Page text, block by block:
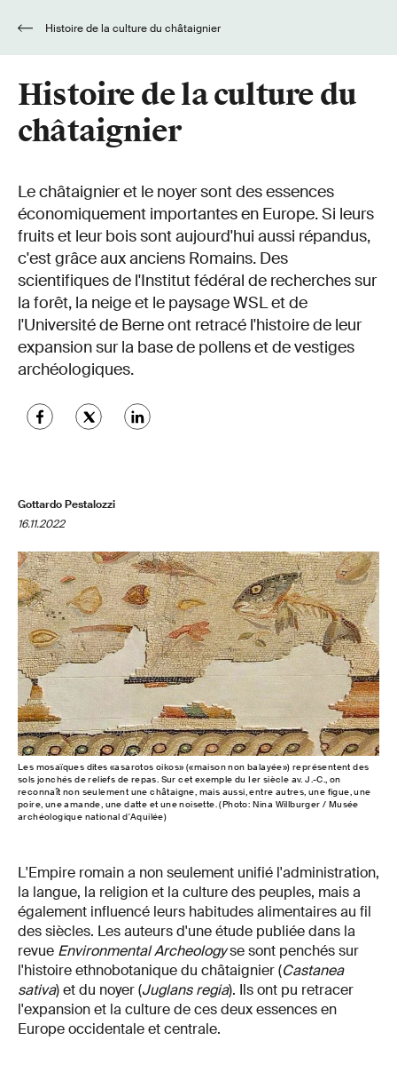
Histoire de la culture du châtaignier
Histoire de la culture du
châtaignier
Le châtaignier et le noyer sont des essences
économiquement importantes en Europe. Si leurs
fruits et leur bois sont aujourd'hui aussi répandus,
c'est grâce aux anciens Romains. Des
scientifiques de l'Institut fédéral de recherches sur
la forêt, la neige et le paysage WSL et de
l'Université de Berne ont retracé l'histoire de leur
expansion sur la base de pollens et de vestiges
archéologiques.
Gottardo Pestalozzi
16.11.2022
Les mosaïques dites «asarotos oikos» («maison non balayée») représentent des
sols jonchés de reliefs de repas. Sur cet exemple du Ier siècle av. J.-C., on
reconnaît non seulement une châtaigne, mais aussi, entre autres, une figue, une
poire, une amande, une datte et une noisette. (Photo: Nina Willburger / Musée
archéologique national d'Aquilée)
L'Empire romain a non seulement unifié l'administration,
la langue, la religion et la culture des peuples, mais a
également influencé leurs habitudes alimentaires au fil
des siècles. Les auteurs d'une étude publiée dans la
revue Environmental Archeologyse sont penchés sur
l'histoire ethnobotanique du châtaignier (Castanea
sativa) et du noyer (Juglans regia). Ils ont pu retracer
l'expansion et la culture de ces deux essences en
Europe occidentale et centrale.